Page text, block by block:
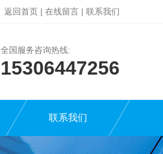
返回首页 | 在线留言 | 联系我们
全国服务咨询热线:
15306447256
联系我们